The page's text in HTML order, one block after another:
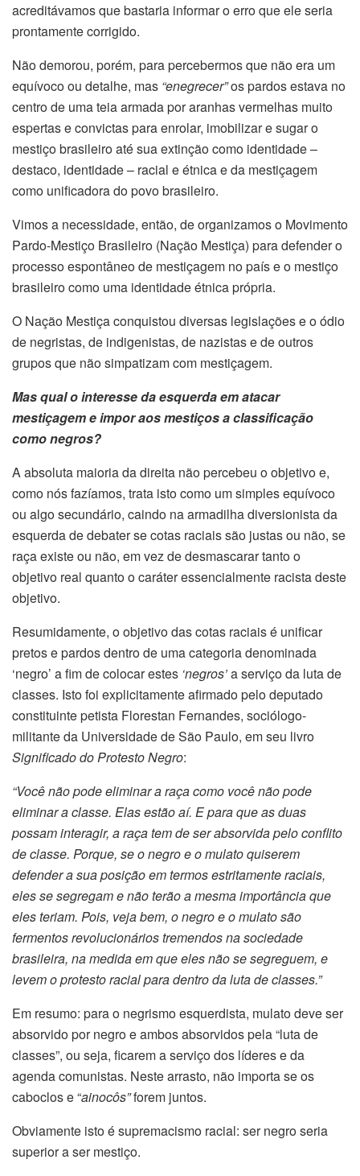
acreditávamos que bastaria informar o erro que ele seria
prontamente corrigido.
Não demorou, porém, para percebermos que não era um
equívoco ou detalhe, mas “enegrecer”os pardos estava no
centro de uma teia armada por aranhas vermelhas muito
espertas e convictas para enrolar, imobilizar e sugar o
mestiço brasileiro até sua extinção como identidade –
destaco, identidade – racial e étnica e da mestiçagem
como unificadora do povo brasileiro.
Vimos a necessidade, então, de organizamos o Movimento
Pardo-Mestiço Brasileiro (Nação Mestiça) para defender o
processo espontâneo de mestiçagem no país e o mestiço
brasileiro como uma identidade étnica própria.
O Nação Mestiça conquistou diversas legislações e o ódio
de negristas, de indigenistas, de nazistas e de outros
grupos que não simpatizam com mestiçagem.
Mas qual o interesse da esquerda em atacar
mestiçagem e impor aos mestiços a classificação
como negros?
A absoluta maioria da direita não percebeu o objetivo e,
como nós fazíamos, trata isto como um simples equívoco
ou algo secundário, caindo na armadilha diversionista da
esquerda de debater se cotas raciais são justas ou não, se
raça existe ou não, em vez de desmascarar tanto o
objetivo real quanto o caráter essencialmente racista deste
objetivo.
Resumidamente, o objetivo das cotas raciais é unificar
pretos e pardos dentro de uma categoria denominada
‘negro’ a fim de colocar estes ‘negros’a serviço da luta de
classes. Isto foi explicitamente afirmado pelo deputado
constituinte petista Florestan Fernandes, sociólogo-
militante da Universidade de São Paulo, em seu livro
Significado do Protesto Negro:
“Você não pode eliminar a raça como você não pode
eliminar a classe. Elas estão aí. E para que as duas
possam interagir, a raça tem de ser absorvida pelo conflito
de classe. Porque, se o negro e o mulato quiserem
defender a sua posição em termos estritamente raciais,
eles se segregam e não terão a mesma importância que
eles teriam. Pois, veja bem, o negro e o mulato são
fermentos revolucionários tremendos na sociedade
brasileira, na medida em que eles não se segreguem, e
levem o protesto racial para dentro da luta de classes.”
Em resumo: para o negrismo esquerdista, mulato deve ser
absorvido por negro e ambos absorvidos pela “luta de
classes”, ou seja, ficarem a serviço dos líderes e da
agenda comunistas. Neste arrasto, não importa se os
caboclos e “ainocôs”forem juntos.
Obviamente isto é supremacismo racial: ser negro seria
superior a ser mestiço.